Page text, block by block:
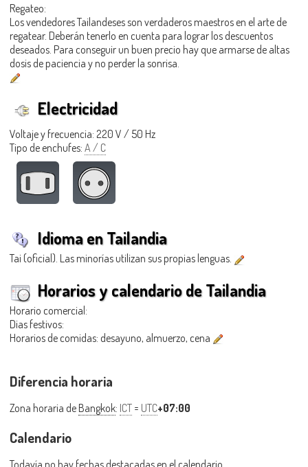
Regateo:
Los vendedores Tailandeses son verdaderos maestros en el arte de
regatear. Deberán tenerlo en cuenta para lograr los descuentos
deseados. Para conseguir un buen precio hay que armarse de altas
dosis de paciencia y no perder la sonrisa.
Electricidad
Voltaje y frecuencia: 220 V / 50 Hz
Tipo de enchufes: A / C
Idioma en Tailandia
Tai (oficial). Las minorías utilizan sus propias lenguas.
Horarios y calendario de Tailandia
Horario comercial:
Dias festivos:
Horarios de comidas: desayuno, almuerzo, cena
Diferencia horaria
Zona horaria de Bangkok: ICT = UTC+07:00
Calendario